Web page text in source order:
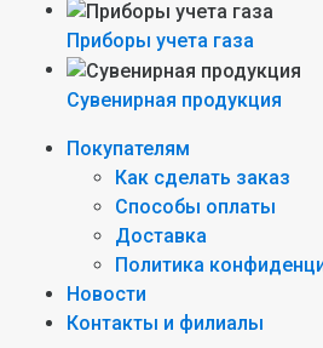
Приборы учета газа
Сувенирная продукция
Покупателям
Как сделать заказ
Способы оплаты
Доставка
Политика
Новости
Контакты и филиалы